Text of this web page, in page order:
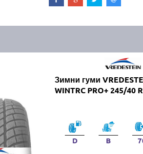
Зимни гуми
WINTRC PRO+ 245/40
D B